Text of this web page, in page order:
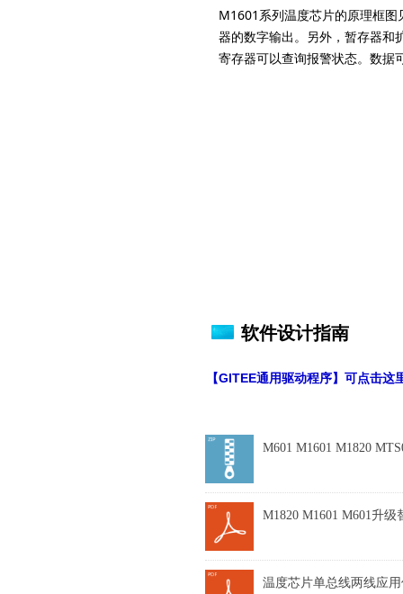
软件设计指南
M1601系列温度芯片的原理框
器的数字输出。另外，暂存器和
寄存器可以查询报警状态。数
M601 M1601 M1820
M1820 M1601 M601升级
温度芯片单总线两线应
【GITEE通用驱动程序】可点击这